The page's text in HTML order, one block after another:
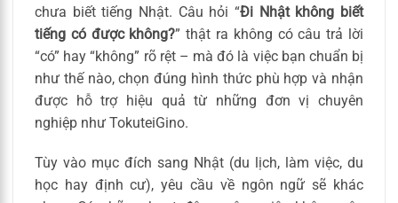
chưa biết tiếng Nhật. Câu hỏi “Đi Nhật không biết
tiếng có được không?” thật ra không có câu trả lời
“có” hay “không” rõ rệt – mà đó là việc bạn chuẩn bị
như thế nào, chọn đúng hình thức phù hợp và nhận
được hỗ trợ hiệu quả từ những đơn vị chuyên
nghiệp như TokuteiGino.
Tùy vào mục đích sang Nhật (du lịch, làm việc, du
học hay định cư), yêu cầu về ngôn ngữ sẽ khác